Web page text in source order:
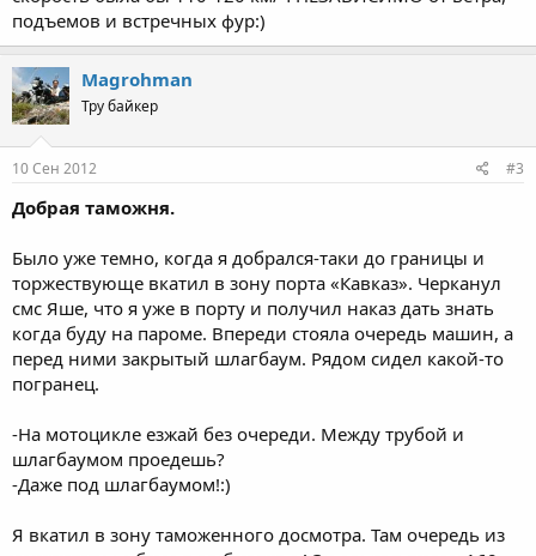
подъемов и встречных фур:)
Magrohman
Тру байкер
10 Сен 2012 #3
Добрая таможня.
Было уже темно, когда я добрался-таки до границы и
торжествующе вкатил в зону порта «Кавказ». Черканул
смс Яше, что я уже в порту и получил наказ дать знать
когда буду на пароме. Впереди стояла очередь машин, а
перед ними закрытый шлагбаум. Рядом сидел какой-то
погранец.
-На мотоцикле езжай без очереди. Между трубой и
шлагбаумом проедешь?
-Даже под шлагбаумом!:)
Я вкатил в зону таможенного досмотра. Там очередь из